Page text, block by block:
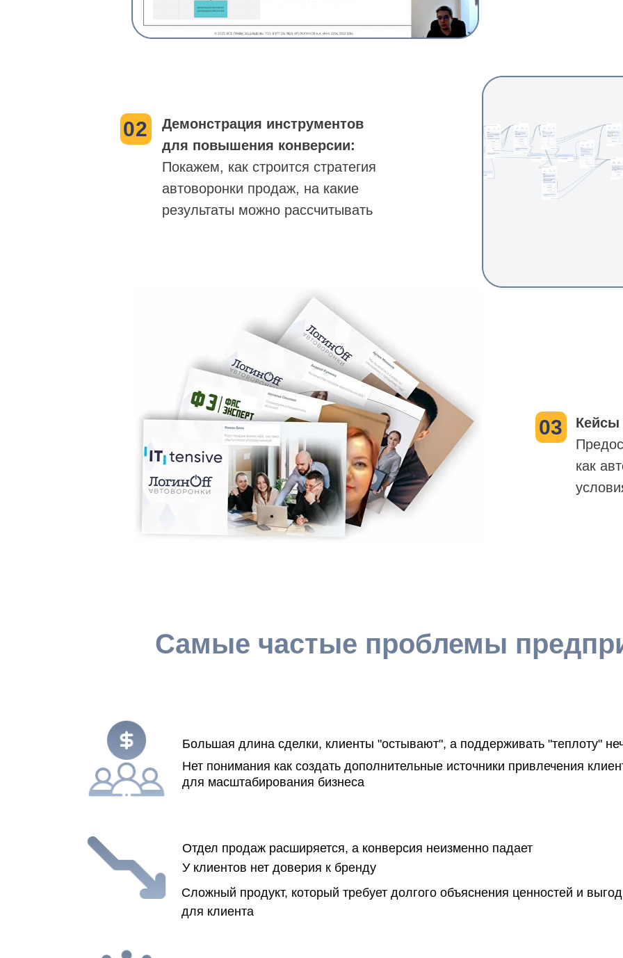
03
Демонстрация инструментов
для повышения конверсии:
Покажем, как строится стратегия
автоворонки продаж, на какие
результаты можно рассчитывать
Кейсы
как
02
Самые частые проблемы
Большая длина сделки, клиенты "остывают", а поддерживать "теплоту"
Отдел продаж расширяется, а конверсия неизменно падает
Нет понимания как создать дополнительные источники привлечения
для масштабирования бизнеса
Сложный продукт, который требует долгого объяснения ценностей и выгод
для клиента
У клиентов нет доверия к бренду